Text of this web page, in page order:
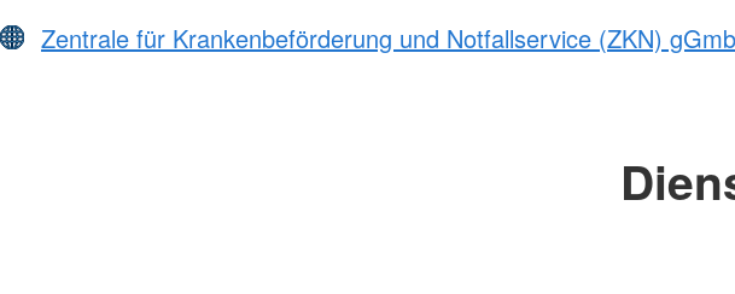
Zentrale für Krankenbeförderung und Notfallservice (ZKN)